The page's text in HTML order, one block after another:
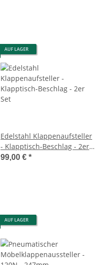
AUF LAGER
Edelstahl Klappenaufsteller
- Klapptisch-Beschlag - 2er
Set
99,00 € *
AUF LAGER